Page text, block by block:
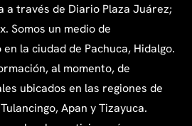
a través de Diario Plaza Juárez;
Somos un medio de
la ciudad de Pachuca, Hidalgo.
al momento, de
ubicados en las regiones de
Apan y Tizayuca.